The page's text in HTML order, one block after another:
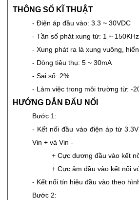
THÔNG SỐ KĨ THUẬT
- Điện áp đầu vào: 3.3 ~ 30VDC
- Tần số phát xung từ: 1 ~ 150KHz
- Xung phát ra là xung vuông,
- Dòng tiêu thụ: 5 ~ 30mA
- Sai số: 2%
- Làm việc trong môi trường từ: -
HƯỚNG DẪN ĐẤU NỐI
Bước 1:
- Kết nối đầu vào điện áp từ
Vin + và Vin -
+ Cực dương đầu vào kết
+ Cực âm đầu vào kết nối
- Kết nối tín hiệu đầu vào theo
Bước 2: